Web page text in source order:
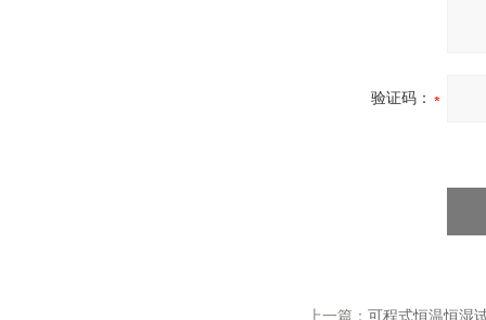
验证码：
上一篇： 可程式恒温恒湿